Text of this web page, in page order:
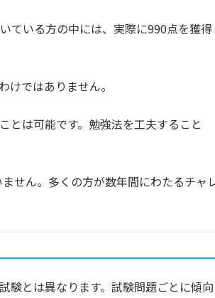
ている方の中には、実際に990点を獲得
けではありません。
とは可能です。勉強法を工夫すること
せん。多くの方が数年間にわたるチャ
験とは異なります。試験問題ごとに傾向